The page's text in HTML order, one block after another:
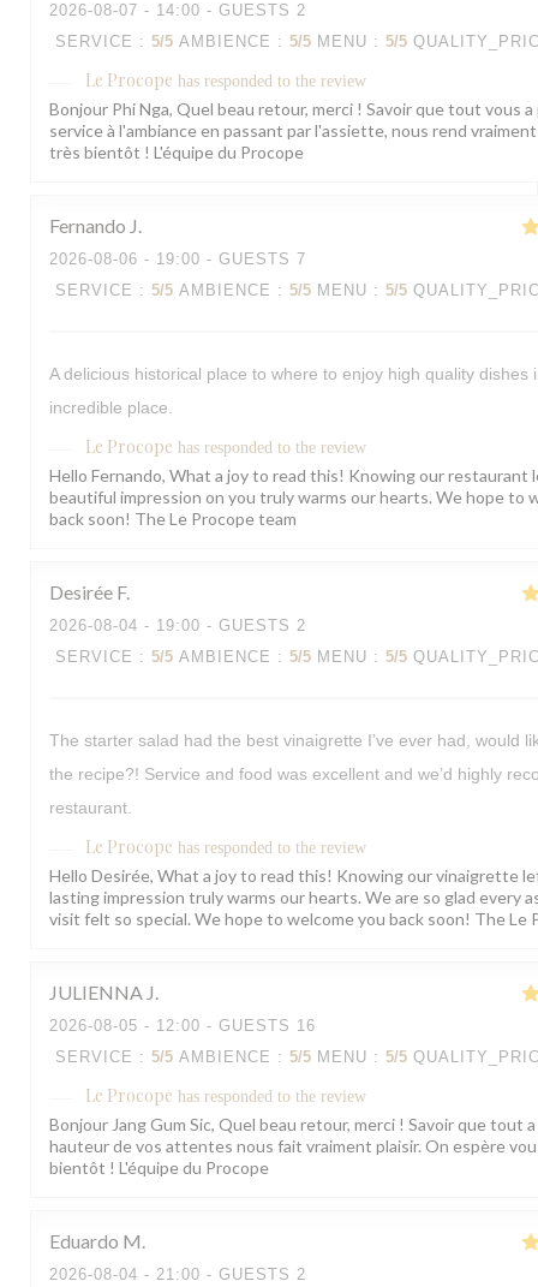
2026-08-07 - 14:00 - GUESTS 2
SERVICE : 5/5 AMBIENCE : 5/5 MENU : 5/5
Le Procope has responded to the review
Bonjour Phi Nga, Quel beau retour, merci ! Savoir que tout vous a
service à l'ambiance en passant par l'assiette, nous rend
très bientôt ! L'équipe du Procope
Fernando J
2026-08-06 - 19:00 - GUESTS 7
SERVICE : 5/5 AMBIENCE : 5/5 MENU : 5/5
A delicious historical place to where to enjoy high quality dishes
incredible place.
Le Procope has responded to the review
Hello Fernando, What a joy to read this! Knowing our restaurant
beautiful impression on you truly warms our hearts. We hope to
back soon! The Le Procope team
Desirée F
2026-08-04 - 19:00 - GUESTS 2
SERVICE : 5/5 AMBIENCE : 5/5 MENU : 5/5
The starter salad had the best vinaigrette I’ve ever had, would
the recipe?! Service and food was excellent and we’d highly
restaurant.
Le Procope has responded to the review
Hello Desirée, What a joy to read this! Knowing our vinaigrette
lasting impression truly warms our hearts. We are so glad every
visit felt so special. We hope to welcome you back soon! The Le
JULIENNA J
2026-08-05 - 12:00 - GUESTS 16
SERVICE : 5/5 AMBIENCE : 5/5 MENU : 5/5
Le Procope has responded to the review
Bonjour Jang Gum Sic, Quel beau retour, merci ! Savoir que tout
hauteur de vos attentes nous fait vraiment plaisir. On espère
bientôt ! L'équipe du Procope
Eduardo M
2026-08-04 - 21:00 - GUESTS 2